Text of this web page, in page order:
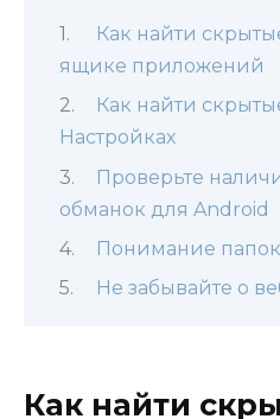
Как найти
ящике приложений
Как найти
Настройках
Проверьте
обманок для Android
Понимание
Не забывайте о
Как найти